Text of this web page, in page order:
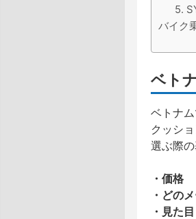
5.
バイク
ベト
ベトナ
クッシ
選ぶ際
・価格
・どの
・見た